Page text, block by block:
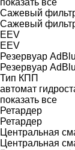
Сажевый
Сажевый
EEV
EEV
Резервуар
Резервуар
Тип КПП
автомат
показать все
Ретардер
Ретардер
Центральная
Центральная